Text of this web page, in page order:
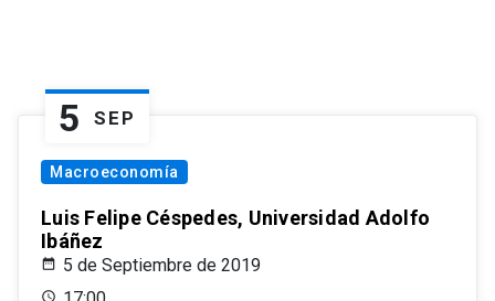
5 SEP
Macroeconomía
Luis Felipe Céspedes, Universidad Adolfo
Ibáñez
5 de Septiembre de 2019